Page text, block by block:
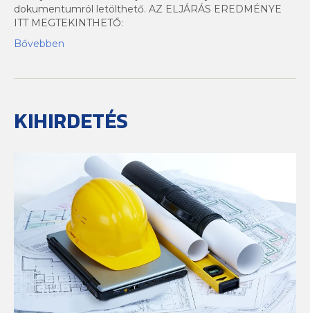
dokumentumról letölthető. AZ ELJÁRÁS EREDMÉNYE
ITT MEGTEKINTHETŐ:
Bővebben
KIHIRDETÉS